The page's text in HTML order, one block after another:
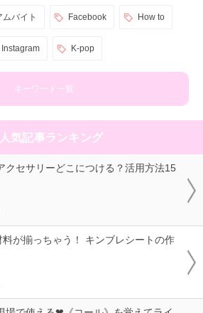
バイト Facebook How to
Instagram K-pop
キーワード一覧
人気記事ランキング
クセサリーどこにつける？活用方法15
料が揃っちゃう！ キンブレシートの作